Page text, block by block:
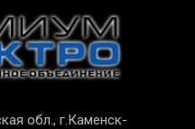
обл., г.Каменск-